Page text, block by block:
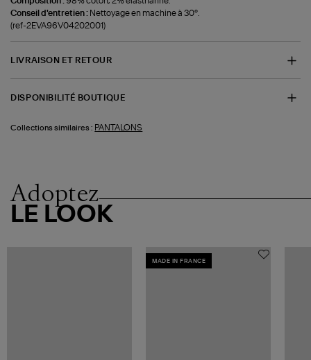
Conseil d'entretien : Nettoyage en machine à 30°.
(ref-2EVA96V04202001)
LIVRAISON ET RETOUR
DISPONIBILITÉ BOUTIQUE
Collections similaires : PANTALONS
Adoptez
LE LOOK
MADE IN FRANCE